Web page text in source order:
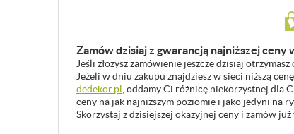
Zamów dzisiaj z gwarancją najniższej ceny
Jeśli złożysz zamówienie jeszcze dzisiaj
Jeżeli w dniu zakupu znajdziesz w sieci niższą
dedekor.pl , oddamy Ci różnicę niekorzystnej dla
ceny na jak najniższym poziomie i jako jedyni na
Skorzystaj z dzisiejszej okazyjnej ceny i zamów już